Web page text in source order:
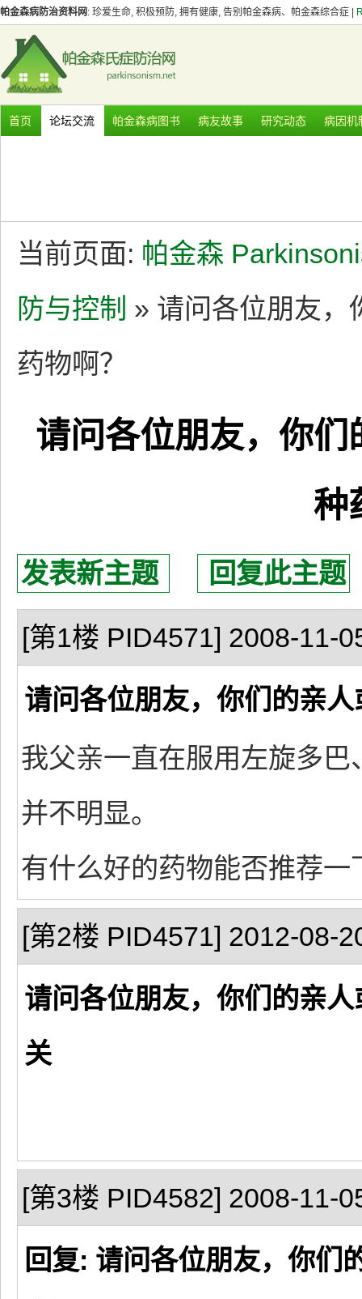
帕金森病防治资料网 : 珍爱生命, 积极预防, 拥有健康, 告别帕金森病、帕金森综合症 |
首页 论坛交流 帕金森病图书 病友故事 研究动态 病因机
当前页面: 帕金森
防与控制 » 请问各位朋友，
药物啊？
请问各位朋友，你
种
发表新主题 回复此主题
[第1楼 PID4571] 2008-11-
请问各位朋友，你们的亲
我父亲一直在服用左旋多
并不明显。
有什么好的药物能否推荐一
[第2楼 PID4571] 2012-08-
请问各位朋友，你们的亲
关
[第3楼 PID4582] 2008-11-
回复: 请问各位朋友，你们